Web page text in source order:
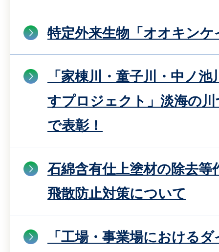
特定外来生物「オオキン
「家棟川・童子川・中ノ
すプロジェクト」淡海の
で表彰！
石綿含有仕上塗材の除去等
飛散防止対策について
「工場・事業場における